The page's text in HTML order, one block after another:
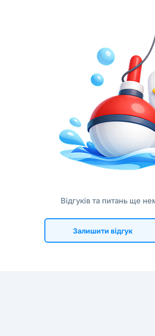
Відгуків та питань ще
Залишити відгук